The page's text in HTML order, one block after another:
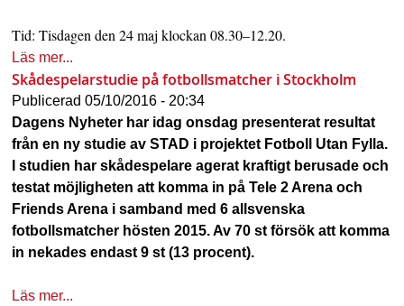
Tid: Tisdagen den 24 maj klockan 08.30–12.20.
Läs mer...
Skådespelarstudie på fotbollsmatcher i Stockholm
Publicerad05/10/2016 - 20:34
Dagens Nyheter har idag onsdag presenterat resultat
från en ny studie av STAD i projektet Fotboll Utan Fylla.
I studien har skådespelare agerat kraftigt berusade och
testat möjligheten att komma in på Tele 2 Arena och
Friends Arena i samband med 6 allsvenska
fotbollsmatcher hösten 2015. Av 70 st försök att komma
in nekades endast 9 st (13 procent).
Läs mer...